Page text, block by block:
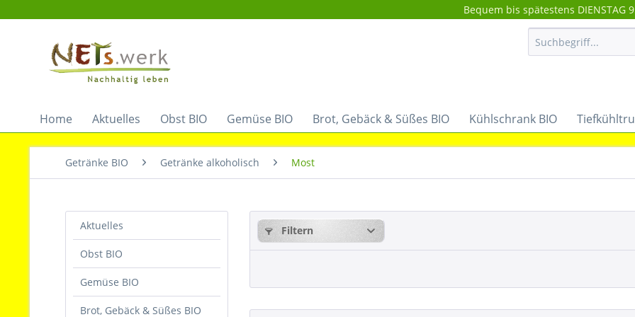
Bequem bis spätestens DIENSTAG
Home Aktuelles Obst BIO Gemüse BIO Brot, Gebäck & Süßes BIO Kühlschrank BIO
Getränke BIO Getränke alkoholisch Most
Aktuelles
Obst BIO
Gemüse BIO
Brot, Gebäck & Süßes BIO
Filtern